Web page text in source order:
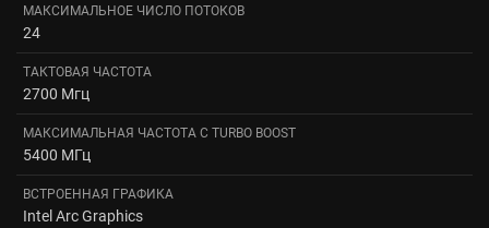
МАКСИМАЛЬНОЕ ЧИСЛО ПОТОКОВ
24
ТАКТОВАЯ ЧАСТОТА
2700 Мгц
МАКСИМАЛЬНАЯ ЧАСТОТА С TURBO BOOST
5400 МГц
ВСТРОЕННАЯ ГРАФИКА
Intel Arc Graphics